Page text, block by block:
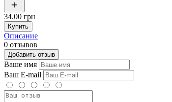
34.00 грн
Купить
Описание
0 отзывов
Добавить отзыв
Ваше имя
Ваш E-mail